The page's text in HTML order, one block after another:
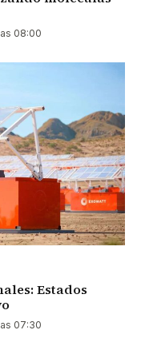
08:00
Estados
07:30